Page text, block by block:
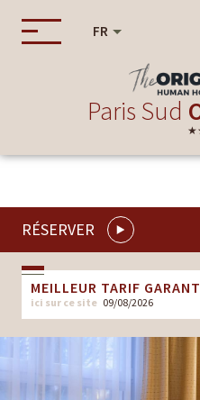
FR
Paris Sud
RÉSERVER
MEILLEUR TARIF
ici sur ce site 09/08/2026